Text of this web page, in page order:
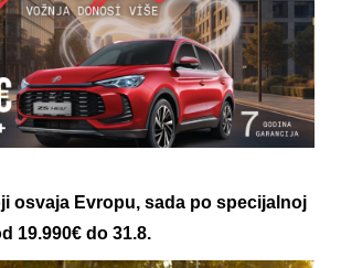
osvaja Evropu, sada po specijalnoj
19.990€ do 31.8.